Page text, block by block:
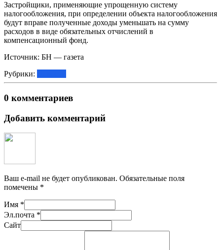
Застройщики, применяющие упрощенную систему
налогообложения, при определении объекта налогообложения
будут вправе полученные доходы уменьшать на сумму
расходов в виде обязательных отчислений в
компенсационный фонд.
Источник: БН — газета
Рубрики:
0 комментариев
Добавить комментарий
Ваш e-mail не будет опубликован. Обязательные поля
помечены *
Имя *
Эл.почта *
Сайт